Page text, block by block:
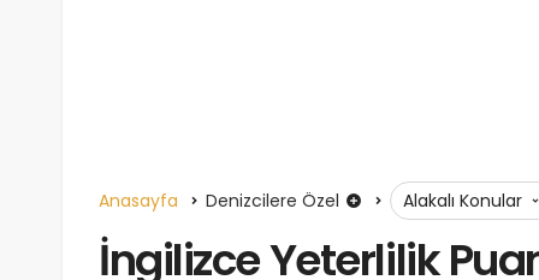
Anasayfa Denizcilere Özel Alakalı Konular
İngilizce Yeterlilik